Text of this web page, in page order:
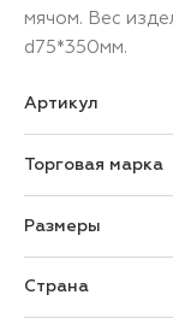
мячом. Вес
d75*350мм.
Артикул
Торговая марка
Размеры
Страна